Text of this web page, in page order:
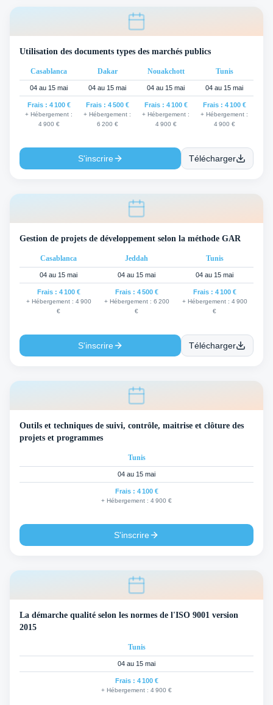
Utilisation des documents types des marchés publics
Casablanca Dakar Nouakchott Tunis
04 au 15 mai 04 au 15 mai 04 au 15 mai 04 au 15 mai
Frais : 4 100 €
+ Hébergement :
4 900 €
Frais : 4 500 €
+ Hébergement :
6 200 €
Frais : 4 100 €
+ Hébergement :
4 900 €
Frais : 4 100 €
+ Hébergement :
4 900 €
S'inscrire Télécharger
Gestion de projets de développement selon la méthode GAR
Casablanca Jeddah Tunis
04 au 15 mai 04 au 15 mai 04 au 15 mai
Frais : 4 100 €
+ Hébergement : 4 900
€
Frais : 4 500 €
+ Hébergement : 6 200
€
Frais : 4 100 €
+ Hébergement : 4 900
€
S'inscrire Télécharger
Outils et techniques de suivi, contrôle, maitrise et clôture des
projets et programmes
Tunis
04 au 15 mai
Frais : 4 100 €
+ Hébergement : 4 900 €
S'inscrire
La démarche qualité selon les normes de l'ISO 9001 version
2015
Tunis
04 au 15 mai
Frais : 4 100 €
+ Hébergement : 4 900 €